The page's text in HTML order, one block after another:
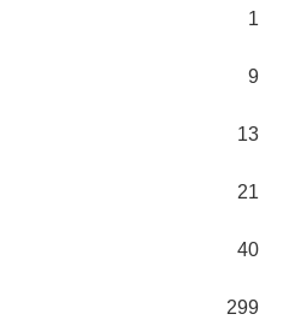
1
9
13
21
40
299